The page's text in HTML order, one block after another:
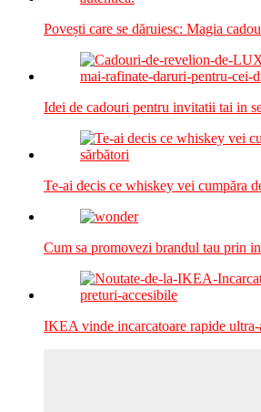
Povești care se dăruiesc: Magia
Idei de cadouri pentru invitatii tai in
Te-ai decis ce whiskey vei cumpăra
Cum sa promovezi brandul tau prin
IKEA vinde incarcatoare rapide